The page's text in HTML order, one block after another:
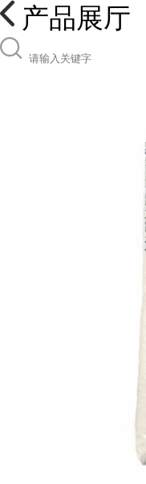
产品展厅